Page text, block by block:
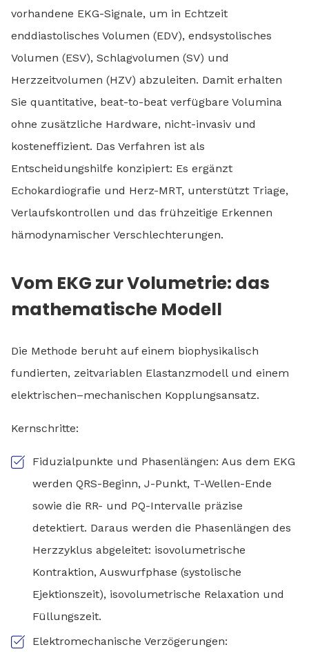
vorhandene EKG-Signale, um in Echtzeit
enddiastolisches Volumen (EDV), endsystolisches
Volumen (ESV), Schlagvolumen (SV) und
Herzzeitvolumen (HZV) abzuleiten. Damit erhalten
Sie quantitative, beat-to-beat verfügbare Volumina
ohne zusätzliche Hardware, nicht-invasiv und
kosteneffizient. Das Verfahren ist als
Entscheidungshilfe konzipiert: Es ergänzt
Echokardiografie und Herz-MRT, unterstützt Triage,
Verlaufskontrollen und das frühzeitige Erkennen
hämodynamischer Verschlechterungen.
Vom EKG zur Volumetrie: das
mathematische Modell
Die Methode beruht auf einem biophysikalisch
fundierten, zeitvariablen Elastanzmodell und einem
elektrischen–mechanischen Kopplungsansatz.
Kernschritte:
Fiduzialpunkte und Phasenlängen: Aus dem EKG
werden QRS-Beginn, J-Punkt, T-Wellen-Ende
sowie die RR- und PQ-Intervalle präzise
detektiert. Daraus werden die Phasenlängen des
Herzzyklus abgeleitet: isovolumetrische
Kontraktion, Auswurfphase (systolische
Ejektionszeit), isovolumetrische Relaxation und
Füllungszeit.
Elektromechanische Verzögerungen: